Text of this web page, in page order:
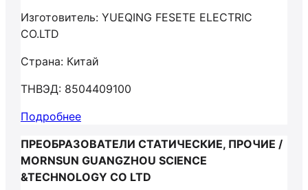
Изготовитель: YUEQING FESETE ELECTRIC
CO.LTD
Страна: Китай
ТНВЭД: 8504409100
Подробнее
ПРЕОБРАЗОВАТЕЛИ СТАТИЧЕСКИЕ, ПРОЧИЕ /
MORNSUN GUANGZHOU SCIENCE
&TECHNOLOGY CO LTD